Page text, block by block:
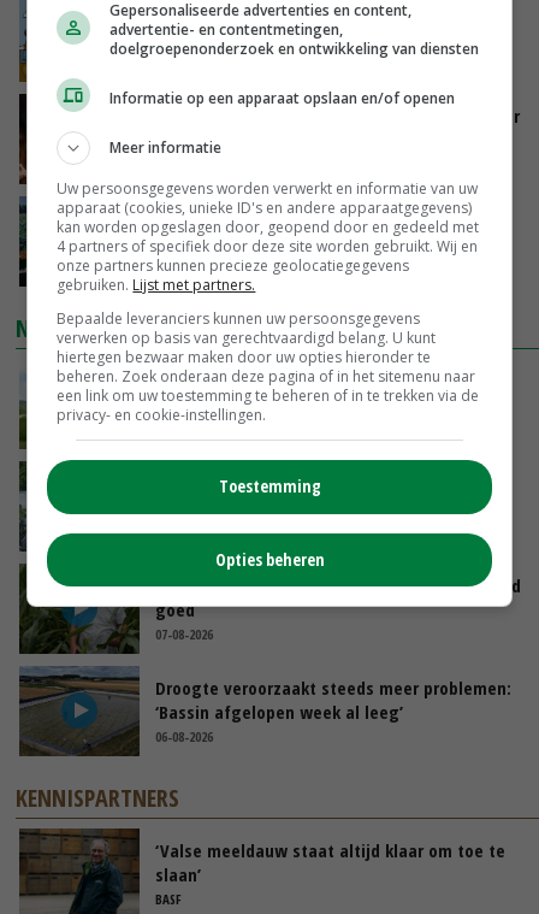
Internationale vraag naar geitenzuivel blijft
groot: Nederland in Europese top
08-08-2026
Vlaamse varkensstapel krimpt, pluimveesector
groeit door schaalvergroting
‘Cijfer jezelf niet weg en doe vooral ook waar
je gelukkig van wordt’
08-08-2026
NIEUWSTE VIDEO'S
POAH!: John Deere 7730
Oekraïne-vlogger Kees Huizinga: ‘Bezoek van
de ambassade mag zelf groente plukken’
07-08-2026
Limburgse mais van Frijns doet het verrassend
goed
07-08-2026
Droogte veroorzaakt steeds meer problemen:
‘Bassin afgelopen week al leeg’
06-08-2026
KENNISPARTNERS
‘Valse meeldauw staat altijd klaar om toe te
slaan’
BASF
Gepersonaliseerde advertenties en content,
advertentie- en contentmetingen,
doelgroepenonderzoek en ontwikkeling van diensten
Informatie op een apparaat opslaan en/of openen
Meer informatie
Uw persoonsgegevens worden verwerkt en informatie van uw
apparaat (cookies, unieke ID's en andere apparaatgegevens)
kan worden opgeslagen door, geopend door en gedeeld met
4 partners of specifiek door deze site worden gebruikt. Wij en
onze partners kunnen precieze geolocatiegegevens
gebruiken. Lijst met partners.
Bepaalde leveranciers kunnen uw persoonsgegevens
verwerken op basis van gerechtvaardigd belang. U kunt
hiertegen bezwaar maken door uw opties hieronder te
beheren. Zoek onderaan deze pagina of in het sitemenu naar
een link om uw toestemming te beheren of in te trekken via de
privacy- en cookie-instellingen.
Toestemming
Opties beheren